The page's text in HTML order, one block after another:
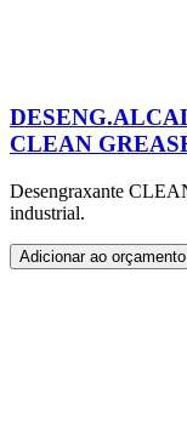
CLEAN
Desengraxante
industrial.
Adicionar ao orçamento